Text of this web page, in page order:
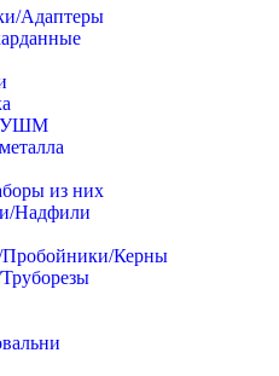
Адаптеры
УШМ
из них
Надфили
Керны